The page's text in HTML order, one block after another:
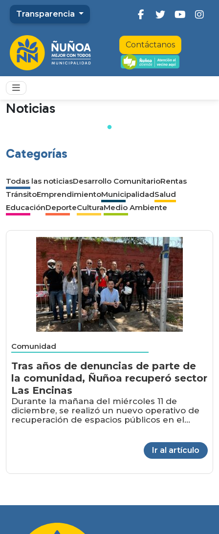
Transparencia
Contáctanos
Noticias
Comunidad
Tras años de denuncias de parte de
la comunidad, Ñuñoa recuperó sector
Las Encinas
Durante la mañana del miércoles 11 de
diciembre, se realizó un nuevo operativo de
recuperación de espacios públicos en el...
Ir al artículo
Categorías
Todas las noticiasDesarrollo ComunitarioRentas
TránsitoEmprendimientoMunicipalidadSalud
EducaciónDeporteCulturaMedio Ambiente